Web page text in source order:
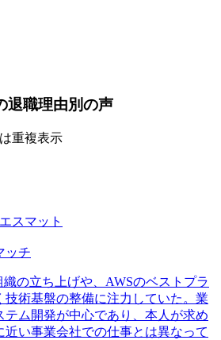
退職理由別の声
重複表示
エスマット
ッチ
織の立ち上げや、AWSのベストプラ
技術基盤の整備に注力していた。業
テム開発が中心であり、本人が求め
近い事業会社での仕事とは異なって